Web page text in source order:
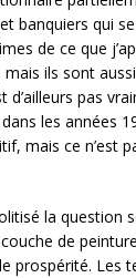
banquiers qui
de ce que
ils sont
pas
les années
mais ce n’est
la
de
prospérité. Les